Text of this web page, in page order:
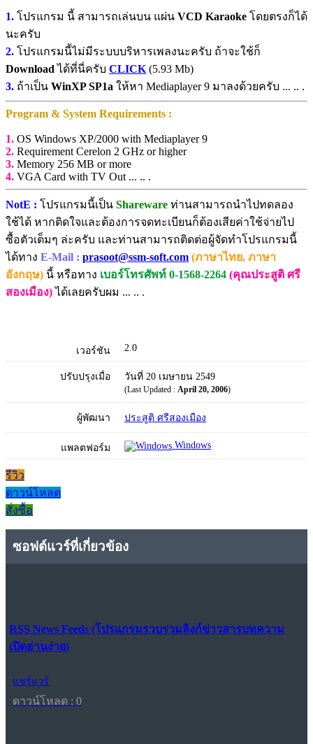
1. โปรแกรม นี้ สามารถเล่นบน แผ่น VCD Karaoke โดยตรงก็ได้
นะครับ
2. โปรแกรมนี้ไม่มีระบบบริหารเพลงนะครับ ถ้าจะใช้ก็
Download ได้ที่นี่ครับ CLICK(5.93 Mb)
3. ถ้าเป็น WinXP SP1a ให้หา Mediaplayer 9 มาลงด้วยครับ ... .. .
Program & System Requirements :
1. OS Windows XP/2000 with Mediaplayer 9
2. Requirement Cerelon 2 GHz or higher
3. Memory 256 MB or more
4. VGA Card with TV Out ... .. .
NotE : โปรแกรมนี้เป็น Shareware ท่านสามารถนำไปทดลอง
ใช้ได้ หากติดใจและต้องการจดทะเบียนก็ต้องเสียค่าใช้จ่ายไป
ซื้อตัวเต็มๆ ล่ะครับ และท่านสามารถติดต่อผู้จัดทำโปรแกรมนี้
ได้ทาง E-Mail : prasoot@ssm-soft.com (ภาษาไทย, ภาษา
อังกฤษ) นี้ หรือทาง เบอร์โทรศัพท์ 0-1568-2264 (คุณประสูติ ศรี
สองเมือง) ได้เลยครับผม ... .. .
เวอร์ชัน 2.0
ปรับปรุงเมื่อ วันที่ 20 เมษายน 2549
(Last Updated : April 20, 2006)
ผู้พัฒนา ประสูติ ศรีสองเมือง
แพลตฟอร์ม Windows
รีวิว
ดาวน์โหลด
สั่งซื้อ
ซอฟต์แวร์ที่เกี่ยวข้อง
RSS News Feeds (โปรแกรมรวบรวมลิงก์ข่าวสารบทความ
เปิดอ่านง่าย)
แชร์แวร์
ดาวน์โหลด : 0